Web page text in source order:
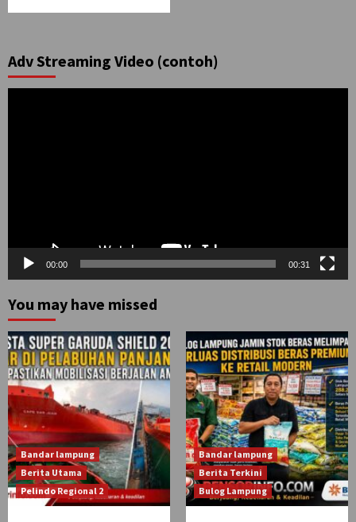
Adv Streaming Video (contoh)
00:00 00:31
You may have missed
Bandar lampung
Berita Utama
Pelindo Regional 2
Bandar lampung
Berita Terkini
Bulog Lampung